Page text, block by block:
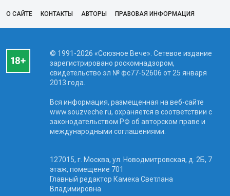
О САЙТЕ КОНТАКТЫ АВТОРЫ ПРАВОВАЯ ИНФОРМАЦИЯ
© 1991-2026 «Союзное Вече». Сетевое издание
зарегистрировано роскомнадзором,
свидетельство эл № фc77-52606 от 25 января
2013 года.
Вся информация, размещенная на веб-сайте
www.souzveche.ru, охраняется в соответствии с
законодательством РФ об авторском праве и
международными соглашениями.
127015, г. Москва, ул. Новодмитровская, д. 2Б, 7
этаж, помещение 701
Главный редактор Камека Светлана
Владимировна